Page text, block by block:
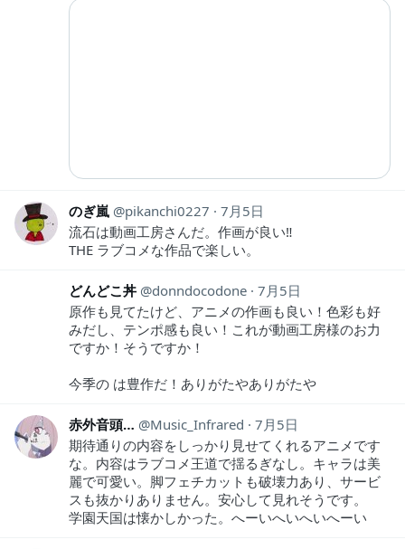
のぎ嵐 pikanchi0227
7月5日
流石は動画工房さんだ。作画が良い‼︎
THE ラブコメな作品で楽しい。
どんどこ丼 donndocodone 7月5日
原作も見てたけど、アニメの作画も良い！色彩も好
みだし、テンポ感も良い！これが動画工房様のお力
ですか！そうですか！
今季の は豊作だ！ありがたやありがたや
赤外音頭… Music_Infrared
7月5日
期待通りの内容をしっかり見せてくれるアニメです
な。内容はラブコメ王道で揺るぎなし。キャラは美
麗で可愛い。脚フェチカットも破壊力あり、サービ
スも抜かりありません。安心して見れそうです。
学園天国は懐かしかった。へーいへいへいへーい